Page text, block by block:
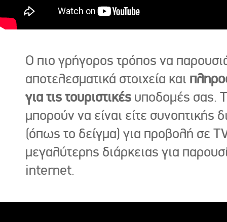
Ο πιο γρήγορος τρόπος να
αποτελεσματικά στοιχεία και
για τις τουριστικές υποδομές σας.
μπορούν να είναι είτε συνοπτικής
(όπως το δείγμα) για προβολή σε
μεγαλύτερης διάρκειας για
internet.